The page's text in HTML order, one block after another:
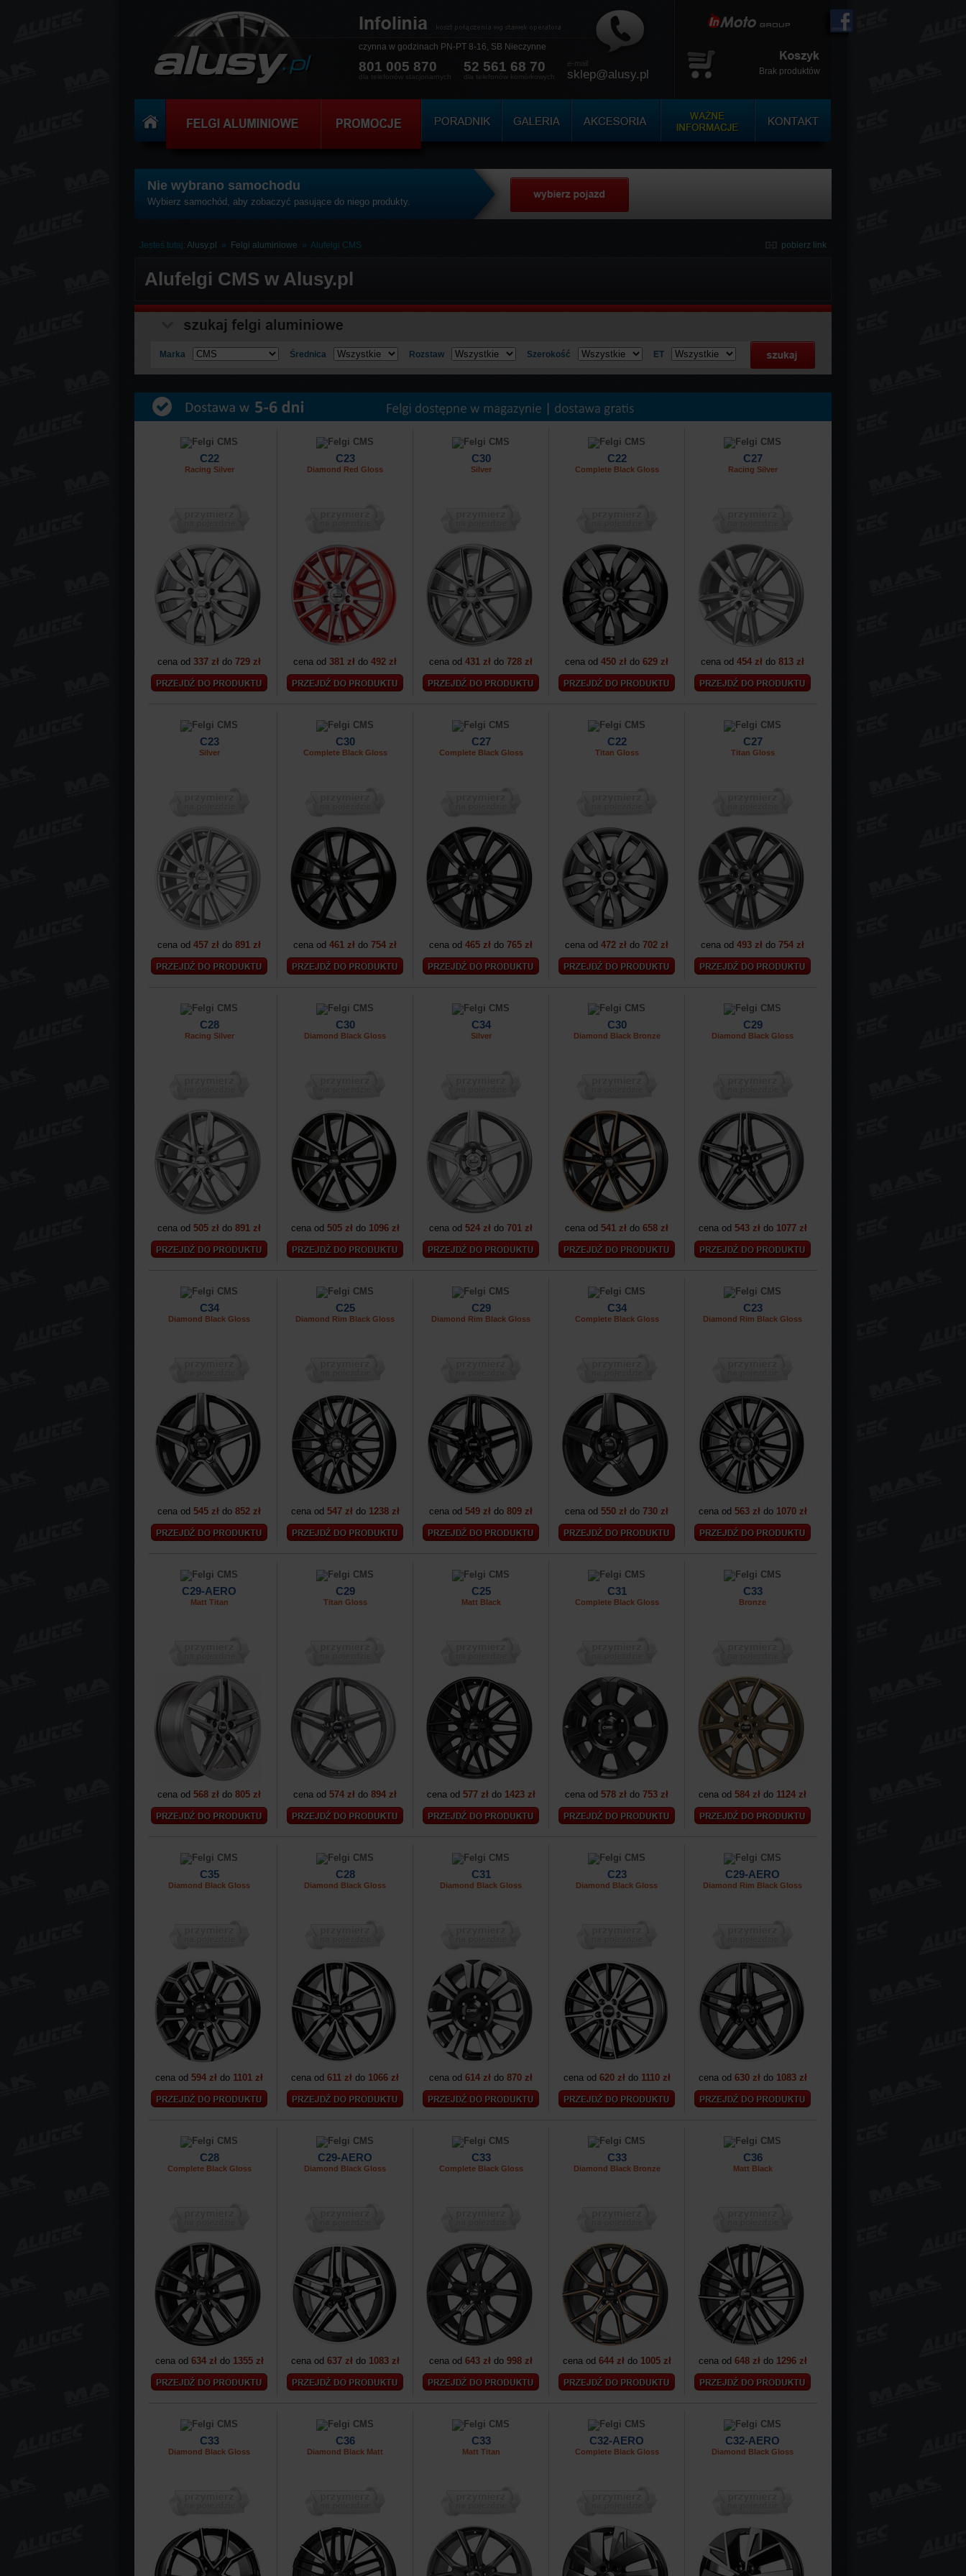
czynna w godzinach PN-PT 8-16, SB Nieczynne
801 005 870
dla telefonów stacjonarnych
52 561 68 70
dla telefonów komórkowych
e-mail
sklep@alusy.pl Brak produktów
Nie wybrano samochodu
Wybierz samochód, aby zobaczyć pasujące do niego produkty.
Jesteś tutaj: Alusy.pl » Felgi aluminiowe » Alufelgi CMS pobierz link
Alufelgi CMS w Alusy.pl
Marka Średnica Rozstaw Szerokość ET
C22
Racing Silver
cena od 337 zł do 729 zł
C23
Diamond Red Gloss
cena od 381 zł do 492 zł
C30
Silver
cena od 431 zł do 728 zł
C22
Complete Black Gloss
cena od 450 zł do 629 zł
C27
Racing Silver
cena od 454 zł do 813 zł
C23
Silver
cena od 457 zł do 891 zł
C30
Complete Black Gloss
cena od 461 zł do 754 zł
C27
Complete Black Gloss
cena od 465 zł do 765 zł
C22
Titan Gloss
cena od 472 zł do 702 zł
C27
Titan Gloss
cena od 493 zł do 754 zł
C28
Racing Silver
cena od 505 zł do 891 zł
C30
Diamond Black Gloss
cena od 505 złdo 1096 zł
C34
Silver
cena od 524 zł do 701 zł
C30
Diamond Black Bronze
cena od 541 zł do 658 zł
C29
Diamond Black Gloss
cena od 543 złdo 1077 zł
C34
Diamond Black Gloss
cena od 545 zł do 852 zł
C25
Diamond Rim Black Gloss
cena od 547 złdo 1238 zł
C29
Diamond Rim Black Gloss
cena od 549 zł do 809 zł
C34
Complete Black Gloss
cena od 550 zł do 730 zł
C23
Diamond Rim Black Gloss
cena od 563 złdo 1070 zł
C29-AERO
Matt Titan
cena od 568 zł do 805 zł
C29
Titan Gloss
cena od 574 zł do 894 zł
C25
Matt Black
cena od 577 złdo 1423 zł
C31
Complete Black Gloss
cena od 578 zł do 753 zł
C33
Bronze
cena od 584 zł do 1124 zł
C35
Diamond Black Gloss
cena od 594 zł do 1101 zł
C28
Diamond Black Gloss
cena od 611 zł do 1066 zł
C31
Diamond Black Gloss
cena od 614 zł do 870 zł
C23
Diamond Black Gloss
cena od 620 złdo 1110 zł
C29-AERO
Diamond Rim Black Gloss
cena od 630 złdo 1083 zł
C28
Complete Black Gloss
cena od 634 złdo 1355 zł
C29-AERO
Diamond Black Gloss
cena od 637 złdo 1083 zł
C33
Complete Black Gloss
cena od 643 zł do 998 zł
C33
Diamond Black Bronze
cena od 644 złdo 1005 zł
C36
Matt Black
cena od 648 złdo 1296 zł
C33
Diamond Black Gloss
C36
Diamond Black Matt
C33
Matt Titan
C32-AERO
Complete Black Gloss
C32-AERO
Diamond Black Gloss